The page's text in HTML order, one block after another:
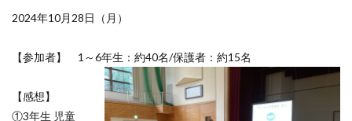
2024年10月28日（月）
【参加者】 1～6年生：約40名/保護者：約15名
【感想】
①3年生 児童